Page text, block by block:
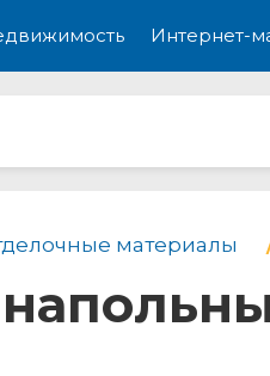
Интернет-
материалы